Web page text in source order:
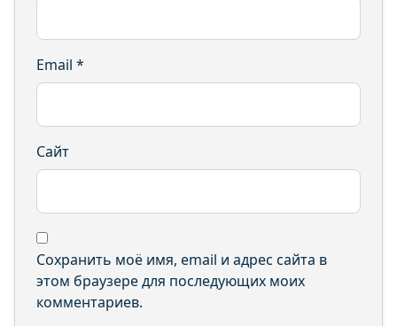
Email *
Сайт
Сохранить моё имя, email и адрес сайта в
этом браузере для последующих моих
комментариев.